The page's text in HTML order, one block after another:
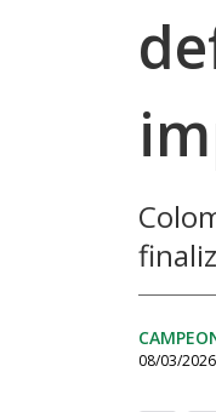
08/03/